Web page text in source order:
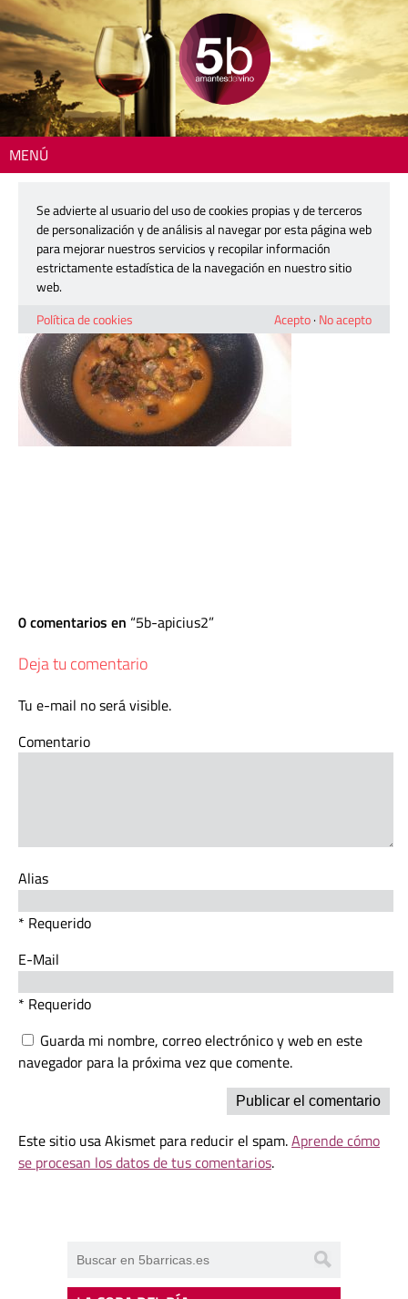
MENÚ
5b-apicius2
21 junio, 2017
0 comentarios en 5b-apicius2
Deja tu comentario
Tu e-mail no será visible.
Comentario
Alias
* Requerido
E-Mail
* Requerido
Guarda mi nombre, correo electrónico y web en este
navegador para la próxima vez que comente.
Este sitio usa Akismet para reducir el spam.Aprende cómo
se procesan los datos de tus comentarios.
Se advierte al usuario del uso de cookies propias y de terceros
de personalización y de análisis al navegar por esta página web
para mejorar nuestros servicios y recopilar información
estrictamente estadística de la navegación en nuestro sitio
web.
Política de cookies
Acepto· No acepto